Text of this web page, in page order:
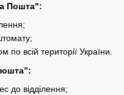
Пошта":
по всій території України.
до відділення;